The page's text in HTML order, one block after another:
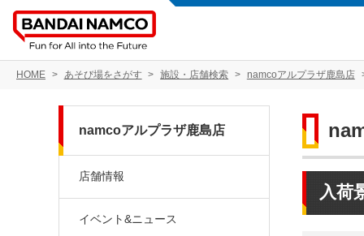
HOME あそび場をさがす 施設・店舗検索 namcoアルプラザ鹿島店
入荷
namcoアルプラザ鹿島店
店舗情報
イベント&ニュース